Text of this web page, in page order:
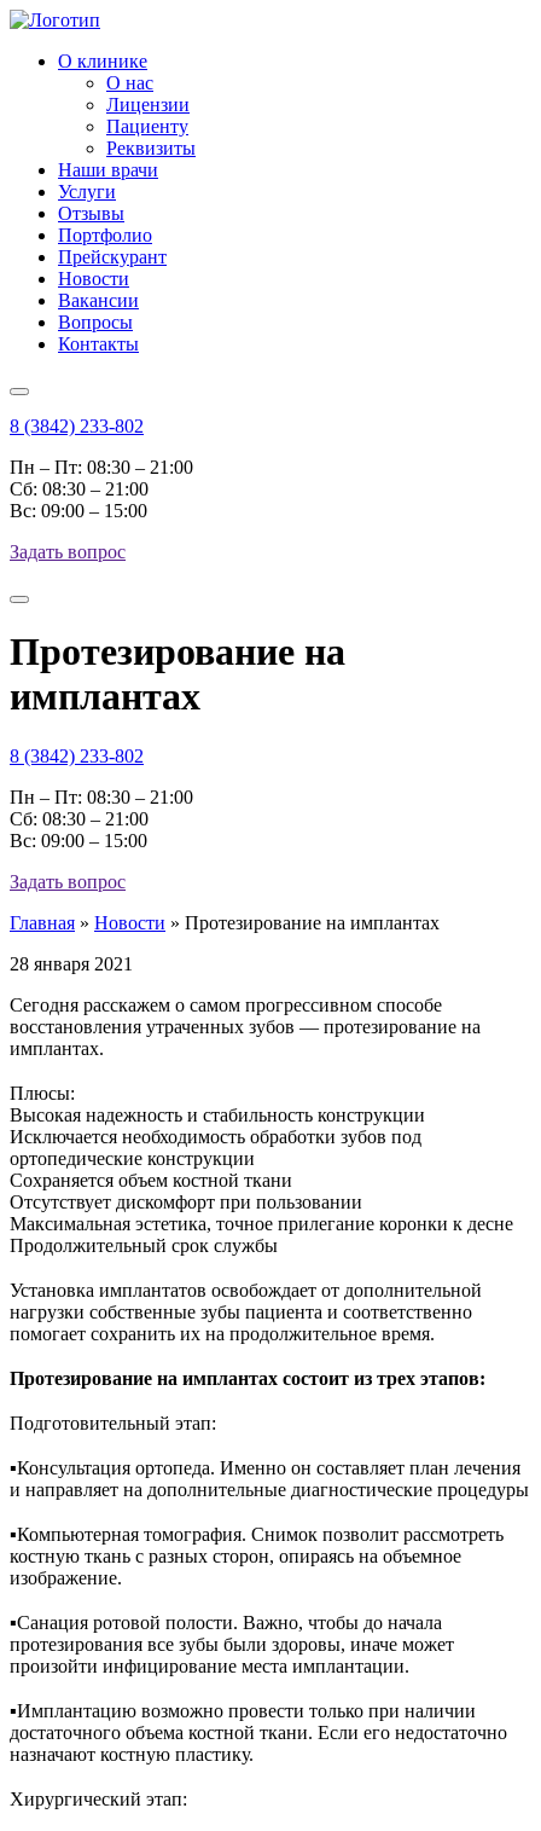
О клинике
О нас
Лицензии
Пациенту
Реквизиты
Наши врачи
Услуги
Отзывы
Портфолио
Прейскурант
Новости
Вакансии
Вопросы
Контакты
8 (3842) 233-802
Пн – Пт: 08:30 – 21:00
Cб: 08:30 – 21:00
Вс: 09:00 – 15:00
Задать вопрос
Протезирование на
имплантах
8 (3842) 233-802
Пн – Пт: 08:30 – 21:00
Cб: 08:30 – 21:00
Вс: 09:00 – 15:00
Задать вопрос
Главная » Новости » Протезирование на имплантах
28 января 2021
Сегодня расскажем о самом прогрессивном способе
восстановления утраченных зубов — протезирование на
имплантах.
Плюсы:
Высокая надежность и стабильность конструкции
Исключается необходимость обработки зубов под
ортопедические конструкции
Сохраняется объем костной ткани
Отсутствует дискомфорт при пользовании
Максимальная эстетика, точное прилегание коронки к десне
Продолжительный срок службы
Установка имплантатов освобождает от дополнительной
нагрузки собственные зубы пациента и соответственно
помогает сохранить их на продолжительное время.
Протезирование на имплантах состоит из трех этапов:
Подготовительный этап:
▪︎Консультация ортопеда. Именно он составляет план лечения
и направляет на дополнительные диагностические процедуры
▪︎Компьютерная томография. Снимок позволит рассмотреть
костную ткань с разных сторон, опираясь на объемное
изображение.
▪︎Санация ротовой полости. Важно, чтобы до начала
протезирования все зубы были здоровы, иначе может
произойти инфицирование места имплантации.
▪︎Имплантацию возможно провести только при наличии
достаточного объема костной ткани. Если его недостаточно
назначают костную пластику.
Хирургический этап: